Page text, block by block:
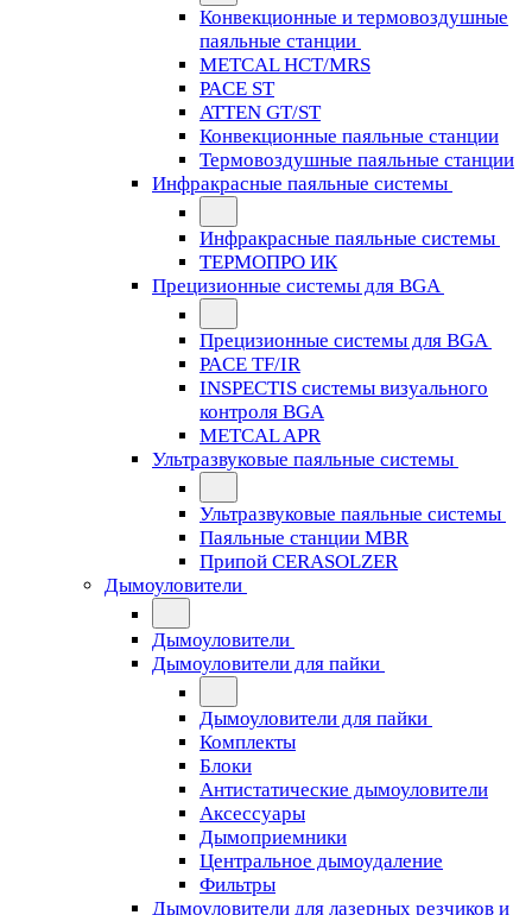
Конвекционные и термовоздушные
паяльные станции
METCAL HCT/MRS
PACE ST
ATTEN GT/ST
Конвекционные паяльные станции
Термовоздушные паяльные станции
Инфракрасные паяльные системы
Инфракрасные паяльные системы
ТЕРМОПРО ИК
Прецизионные системы для BGA
Прецизионные системы для BGA
PACE TF/IR
INSPECTIS системы визуального
контроля BGA
METCAL APR
Ультразвуковые паяльные системы
Ультразвуковые паяльные системы
Паяльные станции MBR
Припой CERASOLZER
Дымоуловители
Дымоуловители
Дымоуловители для пайки
Дымоуловители для пайки
Комплекты
Блоки
Антистатические дымоуловители
Аксессуары
Дымоприемники
Центральное дымоудаление
Фильтры
Дымоуловители для лазерных резчиков и